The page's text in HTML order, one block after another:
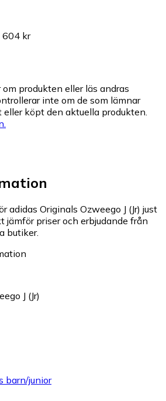
604 kr
produkten eller läs andras
inte om de som lämnar
köpt den aktuella produkten.
adidas Originals Ozweego J (Jr) just
jämför priser och erbjudande från
butiker.
J (Jr)
barn/junior